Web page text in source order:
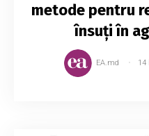
metode pentru
însuți în
EA.md 14